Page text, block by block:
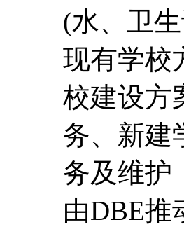
(水、卫
现有学校
校建设方
务、新建
务及维护
由DBE推